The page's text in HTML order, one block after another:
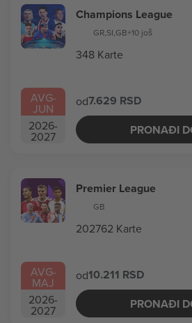
AVG-
JUN
2026-
2027
Champions League
GR,SI,GB+10 još
348 Karte
od7.629 RSD
PRONAĐI
AVG-
MAJ
2026-
2027
Premier League
GB
202762 Karte
od10.211 RSD
PRONAĐI